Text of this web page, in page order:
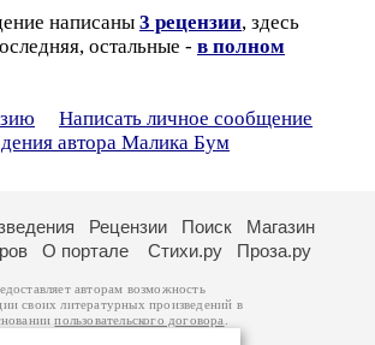
написаны 3 рецензии, здесь
остальные - в полном
Написать личное сообщение
автора Малика Бум
Рецензии Поиск
Магазин
О портале Стихи.ру Проза.ру
авторам возможность
своих литературных произведений в
пользовательского договора
произведения принадлежат авторам